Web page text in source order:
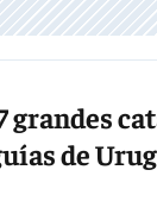
de